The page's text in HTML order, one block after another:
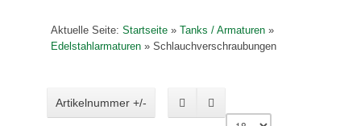
Aktuelle Seite:Startseite »Tanks / Armaturen »
Edelstahlarmaturen »Schlauchverschraubungen
Artikelnummer +/-